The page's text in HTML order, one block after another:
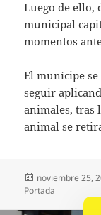
Luego de ello,
municipal
momentos
El munícipe
seguir
animales, tras
animal se
Publicado
el
noviembre 25,
Portada